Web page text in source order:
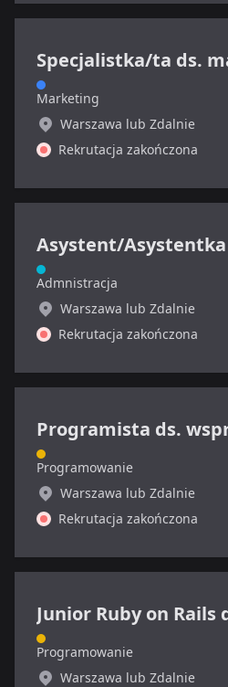
Marketing
Warszawa lub Zdalnie
Rekrutacja zakończona
Asystent/
Admnistracja
Warszawa lub Zdalnie
Rekrutacja zakończona
Programowanie
Warszawa lub Zdalnie
Rekrutacja zakończona
Programowanie
Warszawa lub Zdalnie